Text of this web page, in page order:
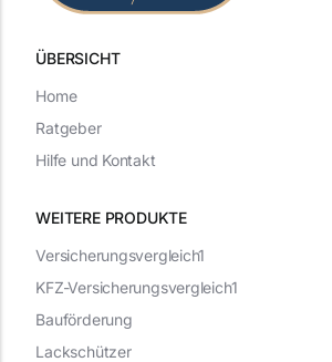
ÜBERSICHT
WEITERE PRODUKTE
Versicherungsvergleich1
KFZ-Versicherungsvergleich1
Bauförderung
Lackschützer
Home
Ratgeber
Hilfe und Kontakt